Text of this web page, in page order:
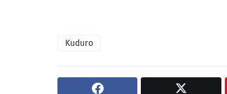
Kuduro